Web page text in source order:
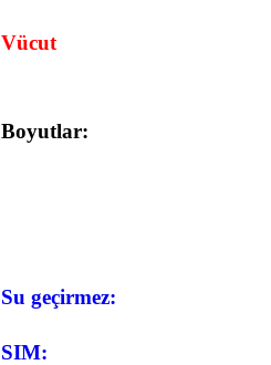
Vücut
Boyutlar:
Su geçirmez:
SIM: